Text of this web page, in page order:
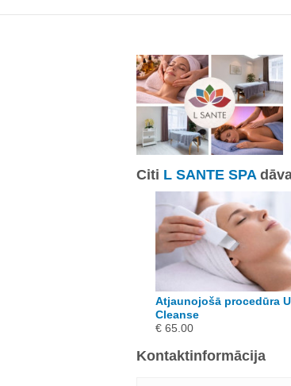
Citi L SANTE SPA
Atjaunojošā procedūra
Cleanse
€ 65.00
Kontaktinformācija